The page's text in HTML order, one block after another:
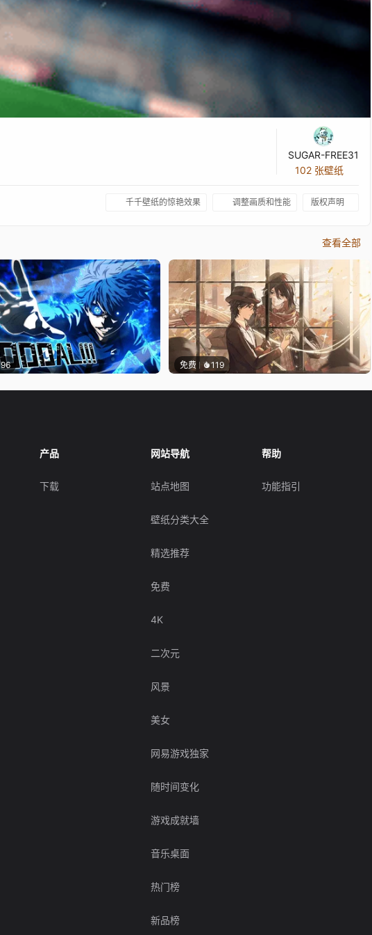
SUGAR-FREE31
102 张壁纸
千千壁纸的惊艳效果 调整画质和性能 版权声明
查看全部
96 免费 119
产品
下载
网站导航
站点地图
壁纸分类大全
精选推荐
免费
4K
二次元
风景
美女
网易游戏独家
随时间变化
游戏成就墙
音乐桌面
热门榜
新品榜
帮助
功能指引